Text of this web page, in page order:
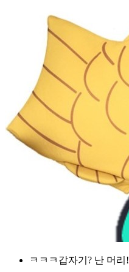
ㅋㅋㅋ갑자기? 난 머리!